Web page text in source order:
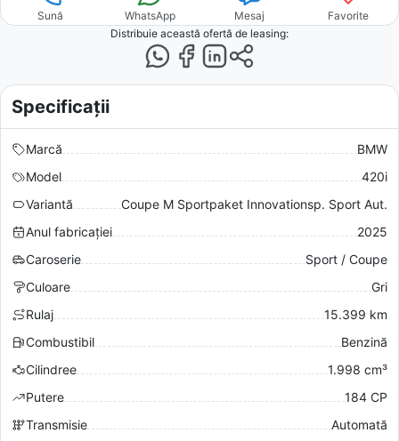
Sună WhatsApp Mesaj
Favorite
Distribuie această ofertă de leasing:
Specificații
Marcă
BMW
Model
420i
Variantă
Coupe M Sportpaket Innovationsp. Sport Aut.
Anul fabricației
2025
Caroserie
Sport / Coupe
Culoare
Gri
Rulaj
15.399 km
Combustibil
Benzină
Cilindree
1.998 cm³
Putere
184 CP
Transmisie
Automată